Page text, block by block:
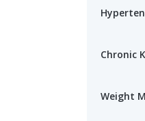
Chronic
Weight